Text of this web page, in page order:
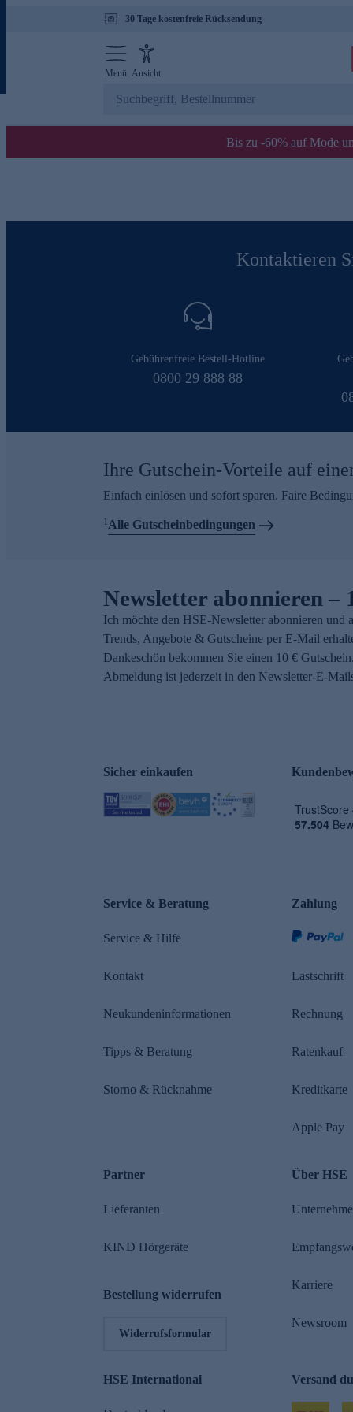
30 Tage kostenfreie Rücksendung
Menü Ansicht
Bis zu -60% auf Mode
Kontaktieren
Gebührenfreie Bestell-Hotline
0800 29 888 88
Ihre Gutschein-Vorteile auf
Einfach einlösen und sofort sparen. Faire
1Alle Gutscheinbedingungen
Newsletter abonnieren –
Ich möchte den HSE-Newsletter abonnieren und
Trends, Angebote & Gutscheine per E-Mail
Dankeschön bekommen Sie einen 10 €
Abmeldung ist jederzeit in den Newsletter-E-
Sicher einkaufen
Service & Beratung
Service & Hilfe
Kontakt
Neukundeninformationen
Tipps & Beratung
Storno & Rücknahme
Zahlung
Lastschrift
Rechnung
Ratenkauf
Kreditkarte
Apple Pay
Partner
Lieferanten
KIND Hörgeräte
Bestellung widerrufen
Widerrufsformular
Über HSE
Karriere
Newsroom
HSE International Versand